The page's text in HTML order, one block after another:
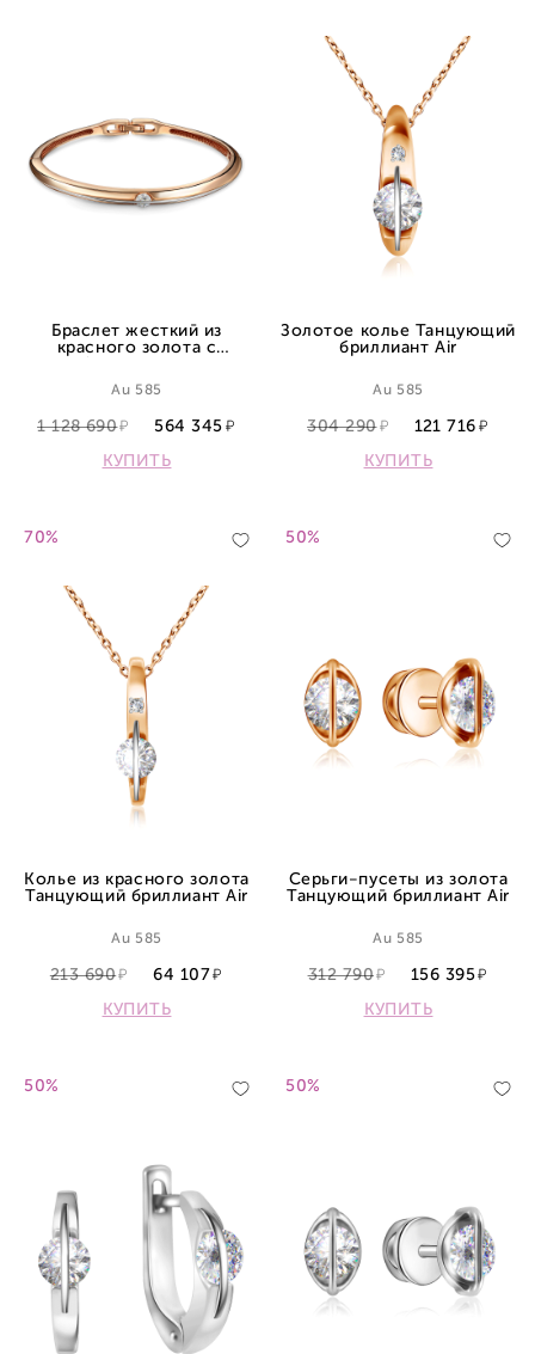
Браслет жесткий из
красного золота с
Au 585
1 128 690
564 345
КУПИТЬ
Золотое колье Танцующий
бриллиант Air
Au 585
304 290
121 716
КУПИТЬ
70%
Колье из красного золота
Танцующий бриллиант Air
Au 585
213 690
64 107
КУПИТЬ
50%
Серьги-пусеты из золота
Танцующий бриллиант Air
Au 585
312 790
156 395
КУПИТЬ
50% 50%